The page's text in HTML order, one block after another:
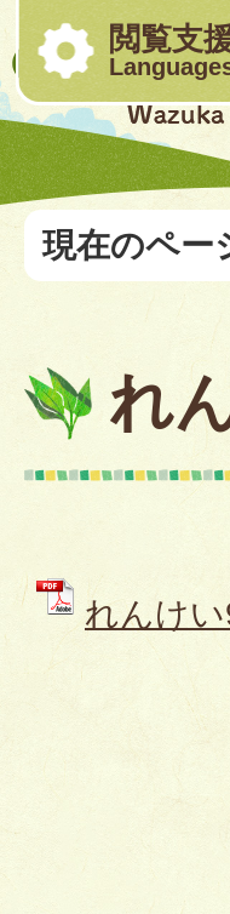
閲覧支
現在のペー
れ
れんけ